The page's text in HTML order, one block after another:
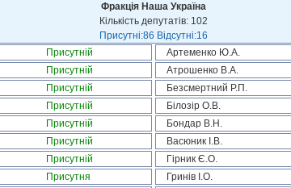
Фракція Наша Україна
Кількість депутатів: 102
Присутні:86 Відсутні:16
Присутній Артеменко Ю.А.
Присутній Атрошенко В.А.
Присутній Безсмертний Р.П.
Присутній Білозір О.В.
Присутній Бондар В.Н.
Присутній Васюник І.В.
Присутній Гірник Є.О.
Присутня Гринів І.О.